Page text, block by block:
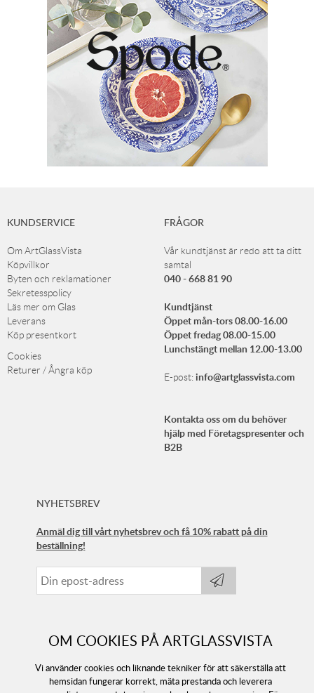
OM COOKIES PÅ ARTGLASSVISTA
Vi använder cookies och liknande tekniker för att säkerställa att
hemsidan fungerar korrekt, mäta prestanda och leverera
KUNDSERVICE
Om ArtGlassVista
Köpvillkor
Byten och reklamationer
Sekretesspolicy
Läs mer om Glas
Leverans
Köp presentkort
Cookies
Returer / Ångra köp
FRÅGOR
Vår kundtjänst är redo att ta ditt
samtal
040 - 668 81 90
Kundtjänst
Öppet mån-tors 08.00-16.00
Öppet fredag 08.00-15.00
Lunchstängt mellan 12.00-13.00
E-post:info@artglassvista.com
Kontakta oss om du behöver
hjälp med Företagspresenter och
B2B
NYHETSBREV
Anmäl dig till vårt nyhetsbrev och få 10% rabatt på din
beställning!